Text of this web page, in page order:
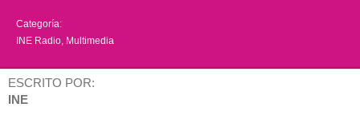
Categoría:
INE Radio Multimedia
ESCRITO POR:
INE